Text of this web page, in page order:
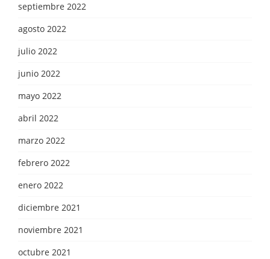
septiembre 2022
agosto 2022
julio 2022
junio 2022
mayo 2022
abril 2022
marzo 2022
febrero 2022
enero 2022
diciembre 2021
noviembre 2021
octubre 2021